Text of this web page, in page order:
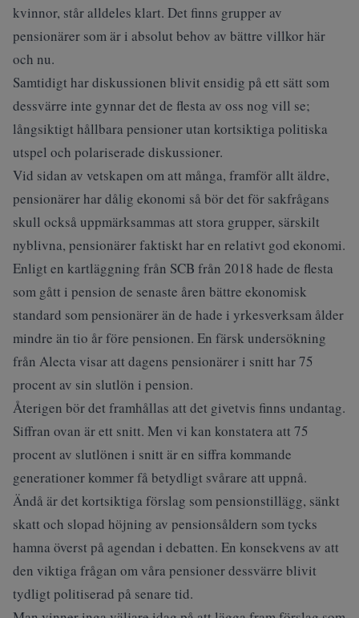
kvinnor, står alldeles klart. Det finns grupper av
pensionärer som är i absolut behov av bättre villkor här
och nu.
Samtidigt har diskussionen blivit ensidig på ett sätt som
dessvärre inte gynnar det de flesta av oss nog vill se;
långsiktigt hållbara pensioner utan kortsiktiga politiska
utspel och polariserade diskussioner.
Vid sidan av vetskapen om att många, framför allt äldre,
pensionärer har dålig ekonomi så bör det för sakfrågans
skull också uppmärksammas att stora grupper, särskilt
nyblivna, pensionärer faktiskt har en relativt god ekonomi.
Enligt en kartläggning från SCB från 2018 hade de flesta
som gått i pension de senaste åren bättre ekonomisk
standard som pensionärer än de hade i yrkesverksam ålder
mindre än tio år före pensionen. En färsk undersökning
från Alecta visar att dagens pensionärer i snitt har 75
procent av sin slutlön i pension.
Återigen bör det framhållas att det givetvis finns undantag.
Siffran ovan är ett snitt. Men vi kan konstatera att 75
procent av slutlönen i snitt är en siffra kommande
generationer kommer få betydligt svårare att uppnå.
Ändå är det kortsiktiga förslag som pensionstillägg, sänkt
skatt och slopad höjning av pensionsåldern som tycks
hamna överst på agendan i debatten. En konsekvens av att
den viktiga frågan om våra pensioner dessvärre blivit
tydligt politiserad på senare tid.